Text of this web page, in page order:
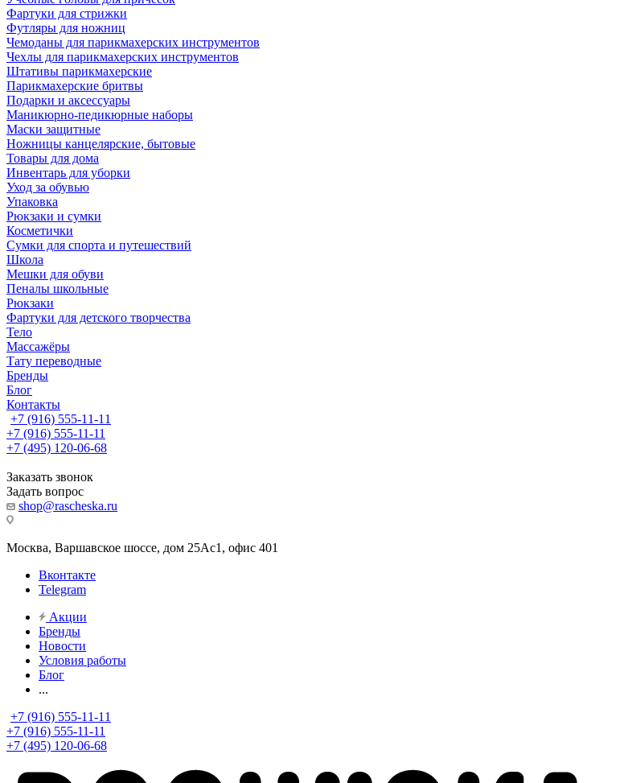
Фартуки для стрижки
Футляры для ножниц
Чемоданы для парикмахерских инструментов
Чехлы для парикмахерских инструментов
Штативы парикмахерские
Парикмахерские бритвы
Подарки и аксессуары
Маникюрно-педикюрные наборы
Маски защитные
Ножницы канцелярские, бытовые
Товары для дома
Инвентарь для уборки
Уход за обувью
Упаковка
Рюкзаки и сумки
Косметички
Сумки для спорта и путешествий
Школа
Мешки для обуви
Пеналы школьные
Рюкзаки
Фартуки для детского творчества
Тело
Массажёры
Тату переводные
Бренды
Блог
Контакты
+7 (916) 555-11-11
+7 (916) 555-11-11
+7 (495) 120-06-68
Заказать звонок
Задать вопрос
shop@rascheska.ru
Москва, Варшавское шоссе, дом 25Аc1, офис 401
Вконтакте
Telegram
Акции
Бренды
Новости
Условия работы
Блог
...
+7 (916) 555-11-11
+7 (916) 555-11-11
+7 (495) 120-06-68